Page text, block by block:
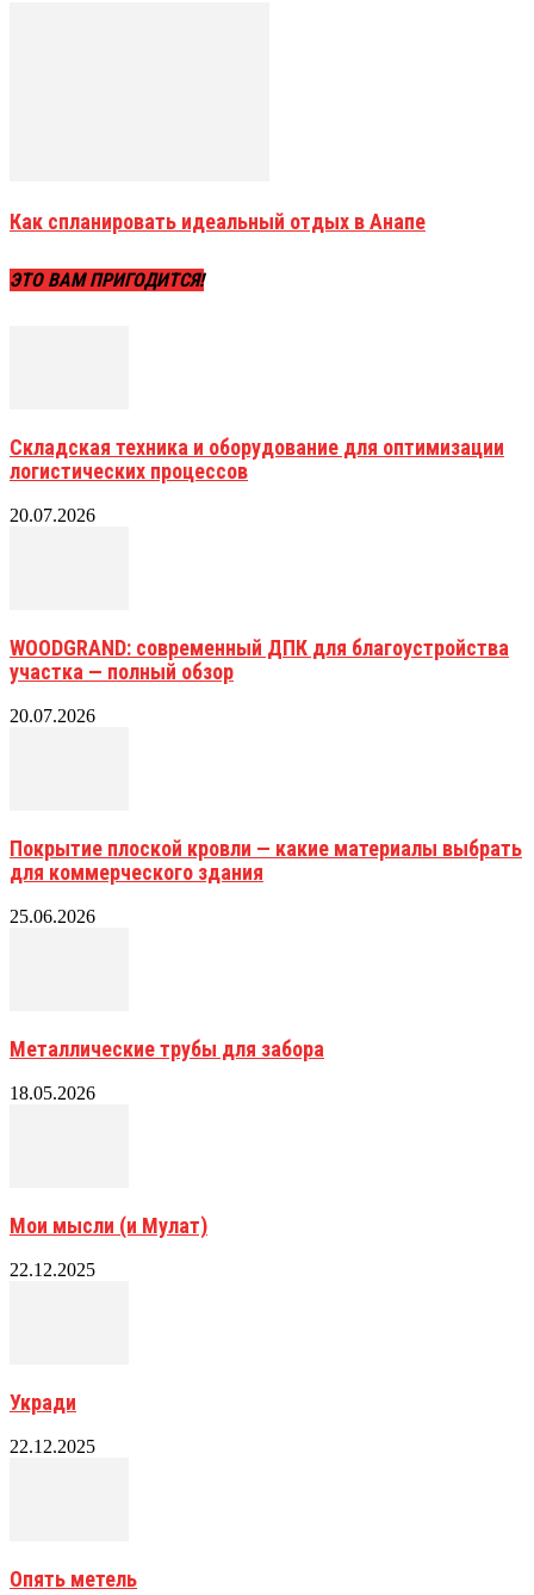
Как спланировать идеальный отдых в Анапе
ЭТО ВАМ ПРИГОДИТСЯ!
Складская техника и оборудование для оптимизации
логистических процессов
20.07.2026
WOODGRAND: современный ДПК для благоустройства
участка — полный обзор
20.07.2026
Покрытие плоской кровли — какие материалы выбрать
для коммерческого здания
25.06.2026
Металлические трубы для забора
18.05.2026
Мои мысли (и Мулат)
22.12.2025
Укради
22.12.2025
Опять метель